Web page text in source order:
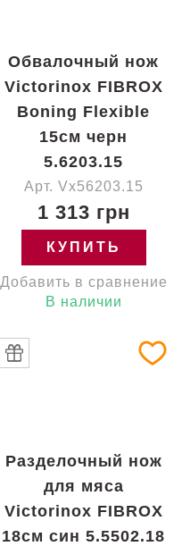
Обвалочный нож
Victorinox FIBROX
Boning Flexible
15см черн
5.6203.15
Арт. Vx56203.15
1 313 грн
КУПИТЬ
Добавить в сравнение
В наличии
Разделочный нож
для мяса
Victorinox FIBROX
18см син 5.5502.18